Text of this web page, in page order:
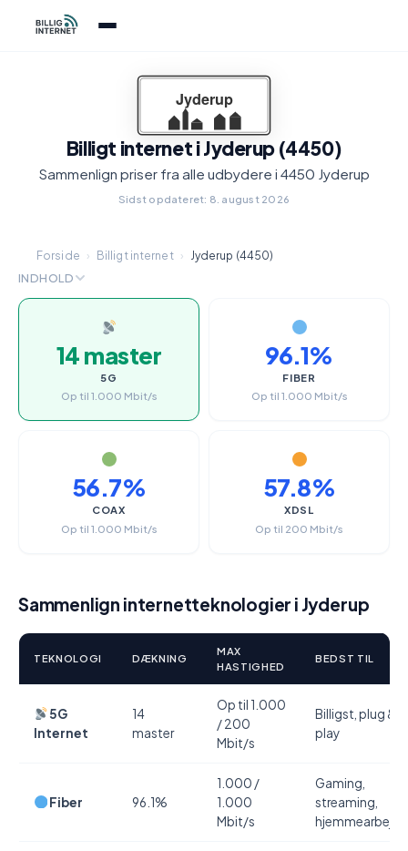
Billigt internet i Jyderup (4450)
Sammenlign priser fra alle udbydere i 4450 Jyderup
Sidst opdateret: 8. august 2026
Forside › Billigt internet › Jyderup (4450)
INDHOLD
14 master
5G
Op til 1.000 Mbit/s
96.1%
FIBER
Op til 1.000 Mbit/s
56.7%
COAX
Op til 1.000 Mbit/s
57.8%
XDSL
Op til 200 Mbit/s
Sammenlign internetteknologier i Jyderup
TEKNOLOGI DÆKNING
MAX
HASTIGHED
BEDST TIL
5G
Internet
14
master
Op til 1.000
/ 200
Mbit/s
Billigst, plug &
play
Fiber 96.1%
1.000 /
1.000
Mbit/s
Gaming,
streaming,
hjemmearbejde